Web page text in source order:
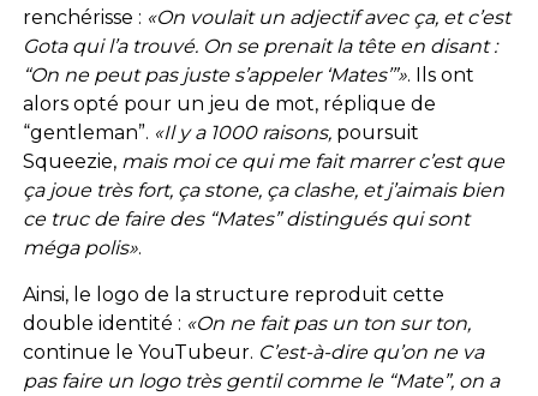
renchérisse : «On voulait un adjectif avec ça, et c’est
Gota qui l’a trouvé. On se prenait la tête en disant :
“On ne peut pas juste s’appeler ‘Mates’”». Ils ont
alors opté pour un jeu de mot, réplique de
“gentleman”. «Il y a 1000 raisons,poursuit
Squeezie,mais moi ce qui me fait marrer c’est que
ça joue très fort, ça stone, ça clashe, et j’aimais bien
ce truc de faire des “Mates” distingués qui sont
méga polis».
Ainsi, le logo de la structure reproduit cette
double identité : «On ne fait pas un ton sur ton,
continue le YouTubeur. C’est-à-dire qu’on ne va
pas faire un logo très gentil comme le “Mate”, on a